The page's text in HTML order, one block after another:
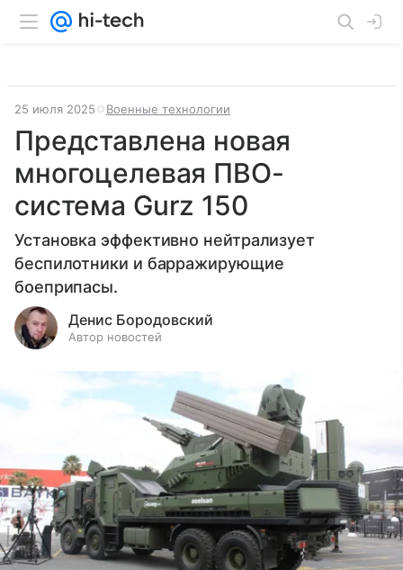
25 июля 2025 Военные технологии
Представлена новая
многоцелевая ПВО-
система Gurz 150
Установка эффективно нейтрализует
беспилотники и барражирующие
боеприпасы.
Денис Бородовский
Автор новостей